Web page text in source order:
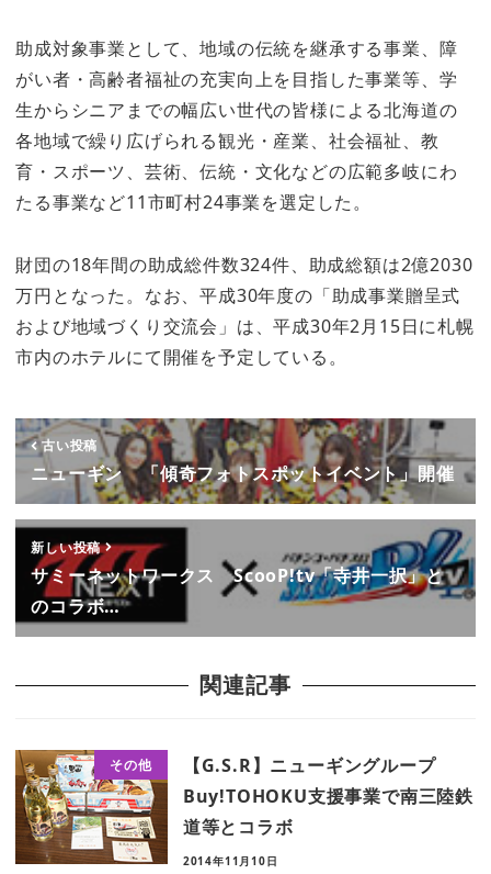
助成対象事業として、地域の伝統を継承する事業、障
がい者・高齢者福祉の充実向上を目指した事業等、学
生からシニアまでの幅広い世代の皆様による北海道の
各地域で繰り広げられる観光・産業、社会福祉、教
育・スポーツ、芸術、伝統・文化などの広範多岐にわ
たる事業など11市町村24事業を選定した。
財団の18年間の助成総件数324件、助成総額は2億2030
万円となった。なお、平成30年度の「助成事業贈呈式
および地域づくり交流会」は、平成30年2月15日に札幌
市内のホテルにて開催を予定している。
古い投稿
ニューギン 「傾奇フォトスポットイベント」開催
新しい投稿
サミーネットワークス ScooP!tv「寺井一択」と
のコラボ…
関連記事
その他
【G.S.R】ニューギングループ
Buy!TOHOKU支援事業で南三陸鉄
道等とコラボ
2014年11月10日